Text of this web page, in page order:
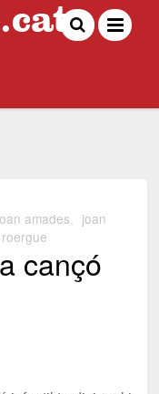
amades
joan
cançó